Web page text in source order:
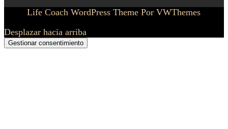
Life Coach WordPress Theme Por VWThemes
Desplazar hacia arriba
Gestionar consentimiento